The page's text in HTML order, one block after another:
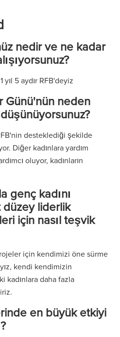
nedir ve ne kadar
5 aydır RFB'deyiz
Günü'nün neden
desteklediği şekilde
Diğer kadınlara yardım
oluyor, kadınların
genç kadını
liderlik
için nasıl teşvik
için kendimizi öne sürme
kendi kendimizin
kadınlara daha fazla
en büyük etkiyi